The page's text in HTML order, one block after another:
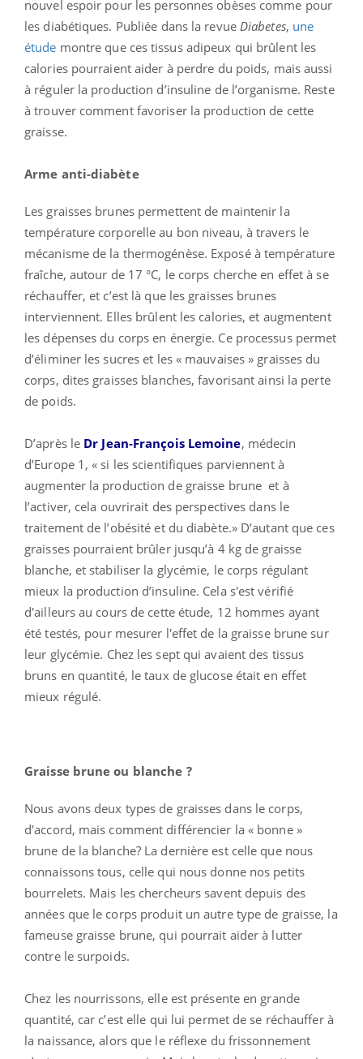
nouvel espoir pour les personnes obèses comme pour
les diabétiques. Publiée dans la revue Diabetes, une
étude montre que ces tissus adipeux qui brûlent les
calories pourraient aider à perdre du poids, mais aussi
à réguler la production d’insuline de l’organisme. Reste
à trouver comment favoriser la production de cette
graisse.
Arme anti-diabète
Les graisses brunes permettent de maintenir la
température corporelle au bon niveau, à travers le
mécanisme de la thermogénèse. Exposé à température
fraîche, autour de 17 °C, le corps cherche en effet à se
réchauffer, et c’est là que les graisses brunes
interviennent. Elles brûlent les calories, et augmentent
les dépenses du corps en énergie. Ce processus permet
d’éliminer les sucres et les « mauvaises » graisses du
corps, dites graisses blanches, favorisant ainsi la perte
de poids.
D’après le Dr Jean-François Lemoine, médecin
d’Europe 1, « si les scientifiques parviennent à
augmenter la production de graisse brune et à
l’activer, cela ouvrirait des perspectives dans le
traitement de l’obésité et du diabète.» D’autant que ces
graisses pourraient brûler jusqu’à 4 kg de graisse
blanche, et stabiliser la glycémie, le corps régulant
mieux la production d’insuline. Cela s'est vérifié
d'ailleurs au cours de cette étude, 12 hommes ayant
été testés, pour mesurer l'effet de la graisse brune sur
leur glycémie. Chez les sept qui avaient des tissus
bruns en quantité, le taux de glucose était en effet
mieux régulé.
Graisse brune ou blanche ?
Nous avons deux types de graisses dans le corps,
d'accord, mais comment différencier la « bonne »
brune de la blanche? La dernière est celle que nous
connaissons tous, celle qui nous donne nos petits
bourrelets. Mais les chercheurs savent depuis des
années que le corps produit un autre type de graisse, la
fameuse graisse brune, qui pourrait aider à lutter
contre le surpoids.
Chez les nourrissons, elle est présente en grande
quantité, car c’est elle qui lui permet de se réchauffer à
la naissance, alors que le réflexe du frissonnement